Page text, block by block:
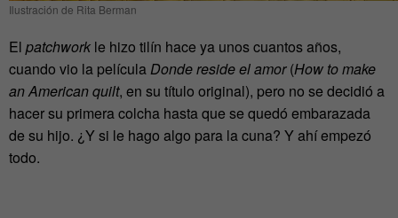
Ilustración de Rita Berman
El patchwork le hizo tilín hace ya unos cuantos años,
cuando vio la películaDonde reside el amor(How to make
an American quilt, en su título original), pero no se decidió a
hacer su primera colcha hasta que se quedó embarazada
de su hijo. ¿Y si le hago algo para la cuna? Y ahí empezó
todo.